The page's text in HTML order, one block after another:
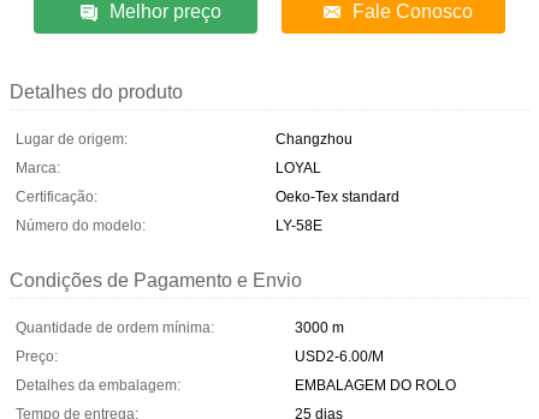
Melhor preço Fale Conosco
Detalhes do produto
Lugar de origem:
Changzhou
Marca:
LOYAL
Certificação:
Oeko-Tex standard
Número do modelo:
LY-58E
Condições de Pagamento e Envio
Quantidade de ordem mínima:
3000 m
Preço:
USD2-6.00/M
Detalhes da embalagem:
EMBALAGEM DO ROLO
Tempo de entrega:
25 dias